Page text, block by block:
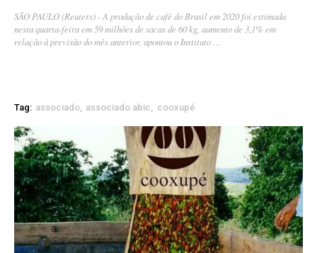
SÃO PAULO (Reuters) - A produção de café do Brasil em 2020 foi estimada
nesta quarta-feira em 59 milhões de sacas de 60 kg, aumento de 3,1% em
relação à previsão do mês anterior, apontou o Instituto …
Tag: associado associado abic cooxupé